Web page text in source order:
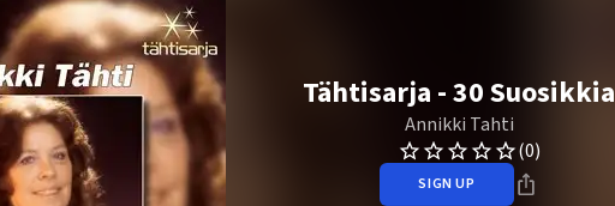
Tähtisarja - 30 Suosikkia
Annikki Tahti
(0)
SIGN UP